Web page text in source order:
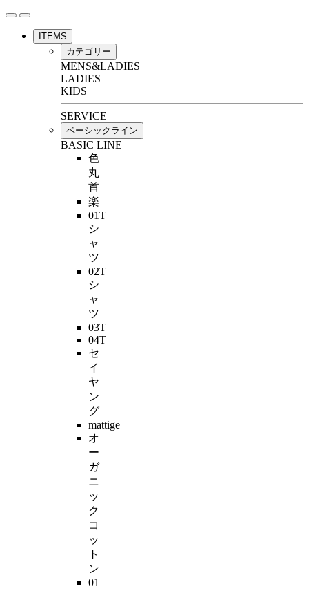
ITEMS
カテゴリー
MENS&LADIES
LADIES
KIDS
SERVICE
ベーシックライン
BASIC LINE
色
丸
首
楽
01T
シ
ャ
ツ
02T
シ
ャ
ツ
03T
04T
セ
イ
ヤ
ン
グ
mattige
オ
ー
ガ
ニ
ッ
ク
コ
ッ
ト
ン
01